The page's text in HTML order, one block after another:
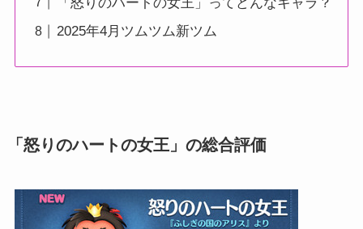
2025年4月ツムツム新ツム
「怒りのハートの女王」の総合評価